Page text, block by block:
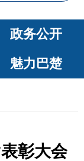
政务公开
魅力巴楚
彰大会